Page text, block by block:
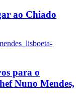
ao Chiado
para o
Nuno Mendes,